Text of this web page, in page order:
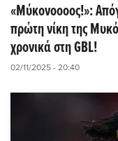
«Μύκονοοοος!»:
πρώτη νίκη της
χρονικά στη GBL!
02/11/2025 - 20:40